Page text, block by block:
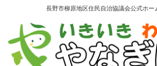
長野市柳原地区住民自治協議会公式ホー